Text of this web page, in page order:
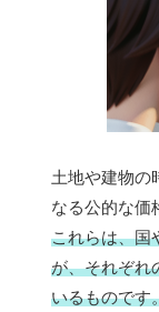
土地や建物の
なる公的な価
これらは、国
が、それぞれ
いるものです